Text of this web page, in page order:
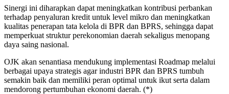
Sinergi ini diharapkan dapat meningkatkan kontribusi perbankan
terhadap penyaluran kredit untuk level mikro dan meningkatkan
kualitas penerapan tata kelola di BPR dan BPRS, sehingga dapat
memperkuat struktur perekonomian daerah sekaligus menopang
daya saing nasional.
OJK akan senantiasa mendukung implementasi Roadmap melalui
berbagai upaya strategis agar industri BPR dan BPRS tumbuh
semakin baik dan memiliki peran optimal untuk ikut serta dalam
mendorong pertumbuhan ekonomi daerah. (*)